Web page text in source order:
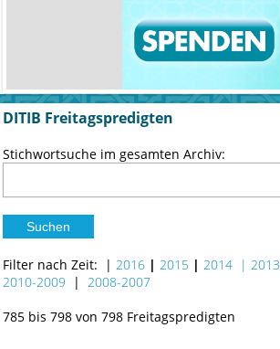
DITIB Freitagspredigten
Stichwortsuche im gesamten Archiv:
Filter nach Zeit: |2016 |2015 |2014 |2013
2010-2009
|2008-2007
785 bis 798 von 798 Freitagspredigten